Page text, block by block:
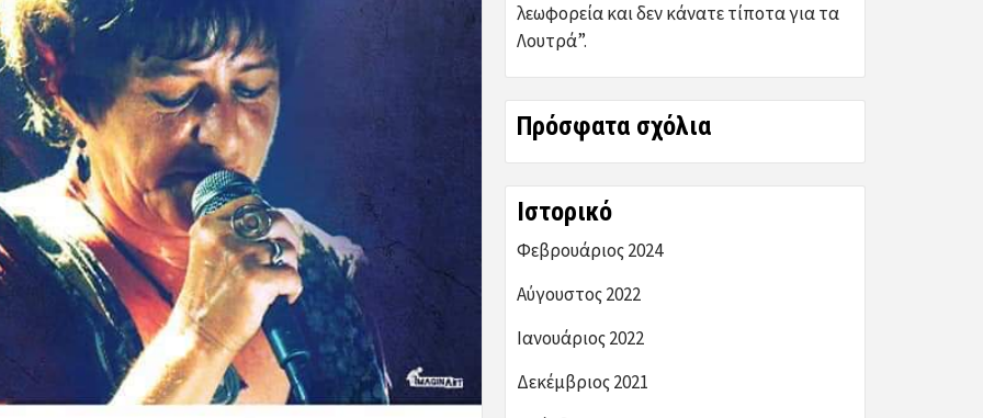
λεωφορεία και δεν κάνατε τίποτα για τα
Λουτρά”.
Πρόσφατα σχόλια
Ιστορικό
Φεβρουάριος 2024
Αύγουστος 2022
Ιανουάριος 2022
Δεκέμβριος 2021